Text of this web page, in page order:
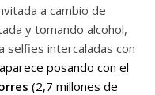
a cambio de
y tomando alcohol,
selfies intercaladas con
posando con el
(2,7 millones de